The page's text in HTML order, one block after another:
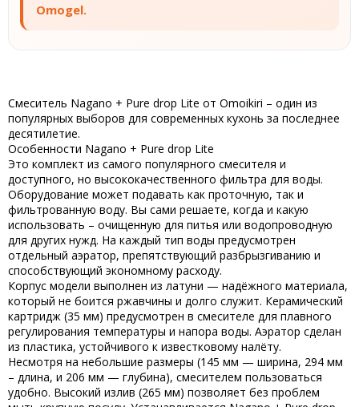
Omogel.
Смеситель Nagano + Pure drop Lite от Omoikiri – один из
популярных выборов для современных кухонь за последнее
десятилетие.
Особенности Nagano + Pure drop Lite
Это комплект из самого популярного смесителя и
доступного, но высококачественного фильтра для воды.
Оборудование может подавать как проточную, так и
фильтрованную воду. Вы сами решаете, когда и какую
использовать – очищенную для питья или водопроводную
для других нужд. На каждый тип воды предусмотрен
отдельный аэратор, препятствующий разбрызгиванию и
способствующий экономному расходу.
Корпус модели выполнен из латуни — надёжного материала,
который не боится ржавчины и долго служит. Керамический
картридж (35 мм) предусмотрен в смесителе для плавного
регулирования температуры и напора воды. Аэратор сделан
из пластика, устойчивого к известковому налёту.
Несмотря на небольшие размеры (145 мм — ширина, 294 мм
– длина, и 206 мм — глубина), смесителем пользоваться
удобно. Высокий излив (265 мм) позволяет без проблем